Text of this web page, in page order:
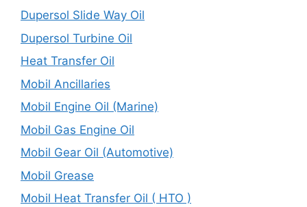
Dupersol Slide Way Oil
Dupersol Turbine Oil
Heat Transfer Oil
Mobil Ancillaries
Mobil Engine Oil (Marine)
Mobil Gas Engine Oil
Mobil Gear Oil (Automotive)
Mobil Grease
Mobil Heat Transfer Oil ( HTO )